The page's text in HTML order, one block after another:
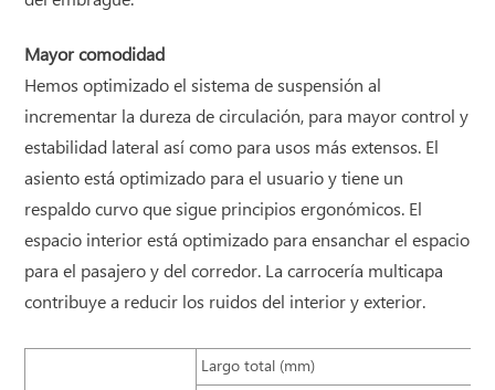
Mayor comodidad
Hemos optimizado el sistema de suspensión al
incrementar la dureza de circulación, para mayor control y
estabilidad lateral así como para usos más extensos. El
asiento está optimizado para el usuario y tiene un
respaldo curvo que sigue principios ergonómicos. El
espacio interior está optimizado para ensanchar el espacio
para el pasajero y del corredor. La carrocería multicapa
contribuye a reducir los ruidos del interior y exterior.
Largo total (mm)